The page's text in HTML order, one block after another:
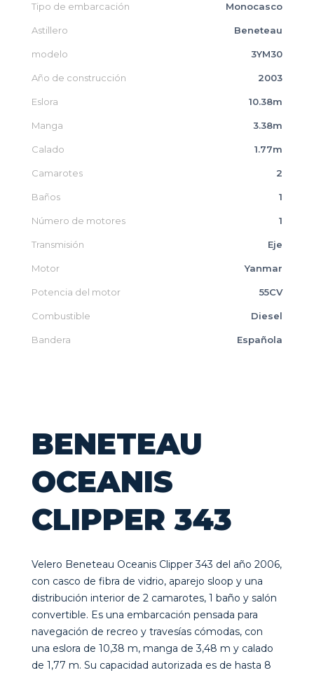
Tipo de embarcación Monocasco
Astillero Beneteau
modelo 3YM30
Año de construcción 2003
Eslora 10.38m
Manga 3.38m
Calado 1.77m
Camarotes 2
Baños 1
Número de motores 1
Transmisión Eje
Motor Yanmar
Potencia del motor 55CV
Combustible Diesel
Bandera Española
BENETEAU
OCEANIS
CLIPPER 343
Velero Beneteau Oceanis Clipper 343 del año 2006,
con casco de fibra de vidrio, aparejo sloop y una
distribución interior de 2 camarotes, 1 baño y salón
convertible. Es una embarcación pensada para
navegación de recreo y travesías cómodas, con
una eslora de 10,38 m, manga de 3,48 m y calado
de 1,77 m. Su capacidad autorizada es de hasta 8